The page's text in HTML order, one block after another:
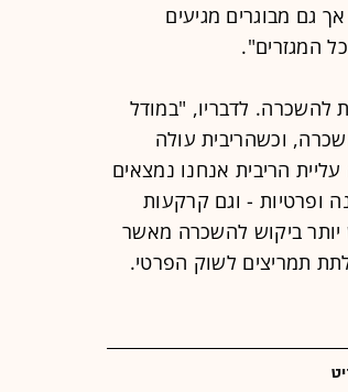
גם מבוגרים מגיעים
המגזרים".
להשכרה. לדבריו, "במודל
וכשהריבית עולה
הריבית אנחנו נמצאים
ופרטיות - וגם קרקעות
יותר ביקוש להשכרה מאשר
תמריצים לשוק הפרטי.